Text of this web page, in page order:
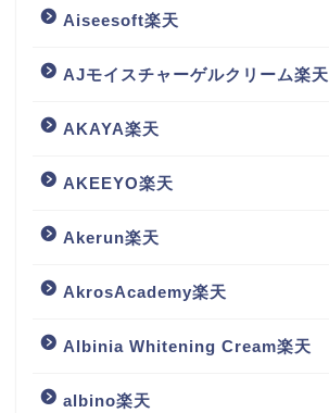
Aiseesoft楽天
AJモイスチャーゲルクリーム楽天
AKAYA楽天
AKEEYO楽天
Akerun楽天
AkrosAcademy楽天
Albinia Whitening Cream楽天
albino楽天